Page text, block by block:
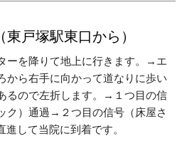
戸塚駅東口から）
ーを降りて地上に行きます。→エ
から右手に向かって道なりに歩い
るので左折します。→１つ目の信
ク）通過→２つ目の信号（床屋さ
して当院に到着です。